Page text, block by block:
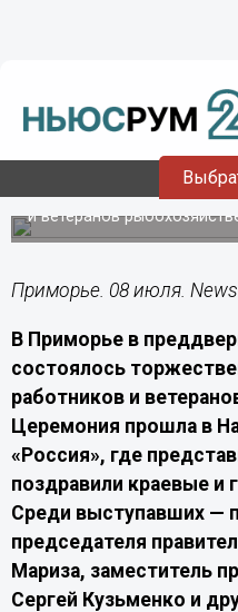
Рыбаков Приморья
праздником в
«Россия»
В Национальном центре
и ветеранов
Приморье. 08 июля.
В Приморье в
состоялось
работников и
Церемония прошла в
«Россия», где
поздравили краевые и
Среди выступавших —
председателя
Мариза, заместитель
Сергей Кузьменко и